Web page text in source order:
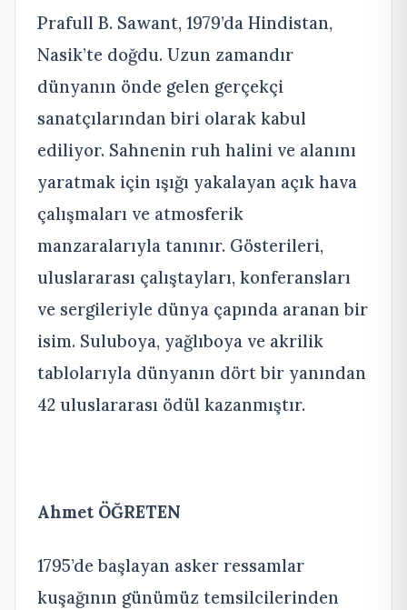
Prafull B. Sawant, 1979’da Hindistan,
Nasik’te doğdu. Uzun zamandır
dünyanın önde gelen gerçekçi
sanatçılarından biri olarak kabul
ediliyor. Sahnenin ruh halini ve alanını
yaratmak için ışığı yakalayan açık hava
çalışmaları ve atmosferik
manzaralarıyla tanınır. Gösterileri,
uluslararası çalıştayları, konferansları
ve sergileriyle dünya çapında aranan bir
isim. Suluboya, yağlıboya ve akrilik
tablolarıyla dünyanın dört bir yanından
42 uluslararası ödül kazanmıştır.
Ahmet ÖĞRETEN
1795’de başlayan asker ressamlar
kuşağının günümüz temsilcilerinden